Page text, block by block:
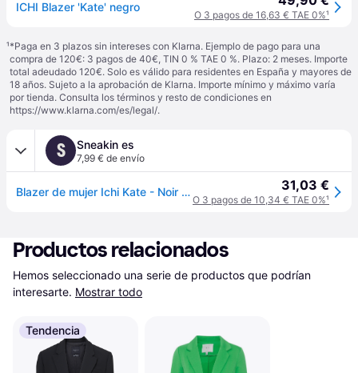
ICHI Blazer 'Kate' negro
O 3 pagos de 16,63 € TAE 0%¹
¹*Paga en 3 plazos sin intereses con Klarna. Ejemplo de pago para una
compra de 120€: 3 pagos de 40€, TIN 0 % TAE 0 %. Plazo: 2 meses. Importe
total adeudado 120€. Solo es válido para residentes en España y mayores de
18 años. Sujeto a la aprobación de Klarna. Importe mínimo y máximo varía
por tienda. Consulta los términos y resto de condiciones en
https://www.klarna.com/es/legal/.
S Sneakin es
7,99 € de envío
Blazer de mujer Ichi Kate - Noir - XS 31,03 €
O 3 pagos de 10,34 € TAE 0%¹
Productos relacionados
Hemos seleccionado una serie de productos que podrían
interesarte. Mostrar todo
Tendencia